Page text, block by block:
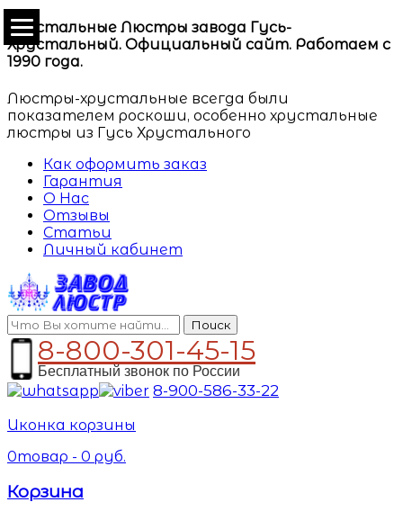
Хрустальные Люстры завода Гусь-
Хрустальный. Официальный сайт. Работаем с
1990 года.
Люстры-хрустальные всегда были
показателем роскоши, особенно хрустальные
люстры из Гусь Хрустального
Как оформить заказ
Гарантия
О Нас
Отзывы
Статьи
Личный кабинет
Поиск
8-800-301-45-15
Бесплатный звонок по России
8-900-586-33-22
Иконка корзины
0товар - 0 руб.
Корзина